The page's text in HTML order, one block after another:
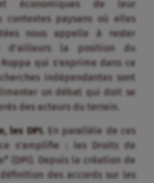
et économiques de leur
contextes paysans où elles
nous appelle à rester
la position du
qui s’exprime dans ce
indépendantes sont
un débat qui doit se
des acteurs du terrain.
les DPI. En parallèle de ces
s’amplifie : les Droits de
(DPI). Depuis la création de
définition des accords sur les